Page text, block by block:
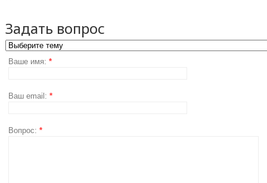
Задать вопрос
Ваше имя: *
Ваш email: *
Вопрос: *